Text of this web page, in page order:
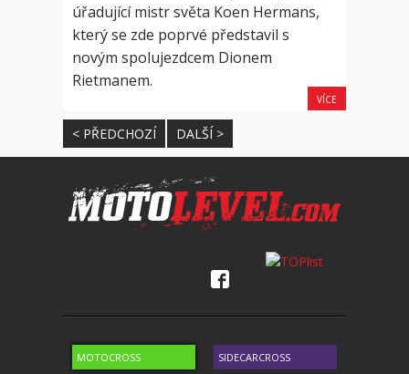
úřadující mistr světa Koen Hermans,
který se zde poprvé představil s
novým spolujezdcem Dionem
Rietmanem.
VÍCE
< PŘEDCHOZÍ DALŠÍ >
MOTOCROSS
SIDECARCROSS